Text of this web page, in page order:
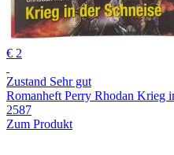
€ 2
Zustand Sehr gut
Romanheft Perry Rhodan Krieg
2587
Zum Produkt